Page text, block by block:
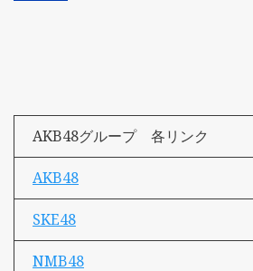
AKB48グループ 各リンク
AKB48
SKE48
NMB48